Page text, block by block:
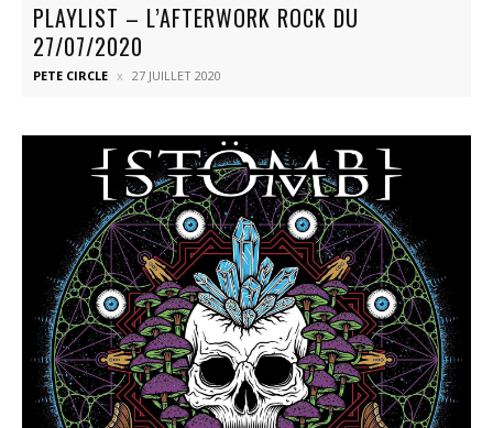
PLAYLIST – L’AFTERWORK ROCK DU
27/07/2020
PETE CIRCLE 27 JUILLET 2020